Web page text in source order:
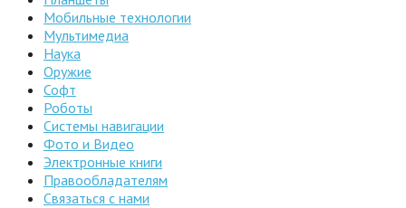
Мобильные технологии
Мультимедиа
Наука
Оружие
Софт
Роботы
Системы навигации
Фото и Видео
Электронные книги
Правообладателям
Связаться с нами